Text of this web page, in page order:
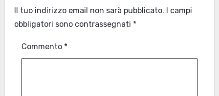
Il tuo indirizzo email non sarà pubblicato.
I campi
obbligatori sono contrassegnati *
Commento *